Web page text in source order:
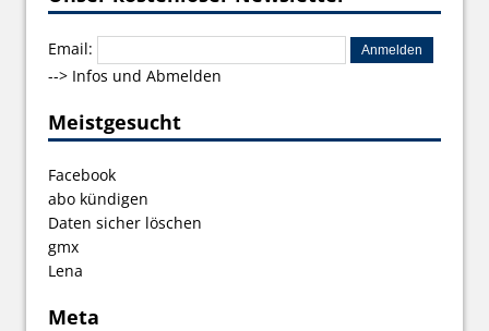
Email:
--> Infos und Abmelden
Meistgesucht
Facebook
abo kündigen
Daten sicher löschen
gmx
Lena
Meta